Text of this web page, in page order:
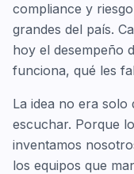
compliance y
grandes del país.
hoy el desempeño
funciona, qué les
La idea no era
escuchar. Porque
inventamos
los equipos que